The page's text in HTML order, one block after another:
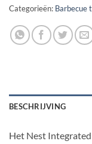
Categorieën: Barbecue
BESCHRIJVING
Het Nest